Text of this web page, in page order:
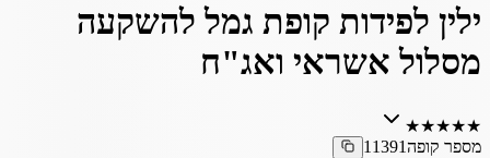
ילין לפידות קופת גמל להשקעה
מסלול אשראי ואג"ח
★
★
★
★
★
מספר קופה11391